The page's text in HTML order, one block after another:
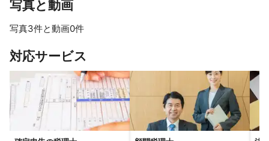
写真と動画
写真3件と動画0件
対応サービス